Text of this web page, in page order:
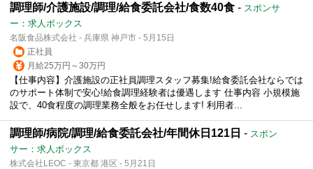
調理師/介護施設/調理/給食委託会社/食数40食 - スポンサ
ー：求人ボックス
名阪食品株式会社 - 兵庫県 神戸市 - 5月15日
正社員
月給25万円～30万円
【仕事内容】介護施設の正社員調理スタッフ募集!給食委託会社ならでは
のサポート体制で安心!給食調理経験者は優遇します 仕事内容 小規模施
設で、40食程度の調理業務全般をお任せします! 利用者...
調理師/病院/調理/給食委託会社/年間休日121日 - スポン
サー：求人ボックス
株式会社LEOC - 東京都 港区 - 5月21日